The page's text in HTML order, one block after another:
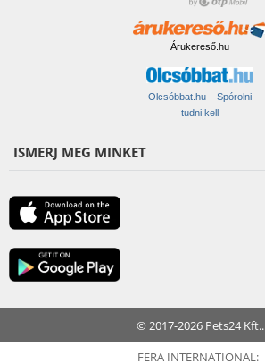
Árukereső.hu
Olcsóbbat.hu – Spórolni
tudni kell
ISMERJ MEG MINKET
© 2017-2026 Pets24 Kft..
FERA INTERNATIONAL: